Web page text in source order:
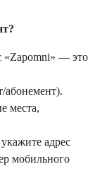
«Zapomni» — это
места,
адрес
мобильного